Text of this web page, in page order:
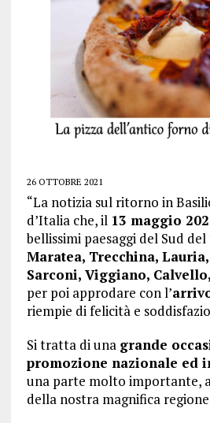
26 OTTOBRE 2021
“La notizia sul ritorno in
d’Italia che, il 13 maggio
bellissimi paesaggi del Sud
Maratea, Trecchina,
Sarconi, Viggiano,
per poi approdare con l’
riempie di felicità e
Si tratta di una grande
promozione nazionale ed
una parte molto importante,
della nostra magnifica